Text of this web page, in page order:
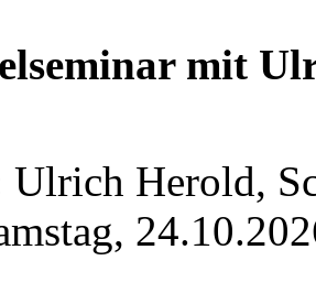
mit
Ulrich Herold,